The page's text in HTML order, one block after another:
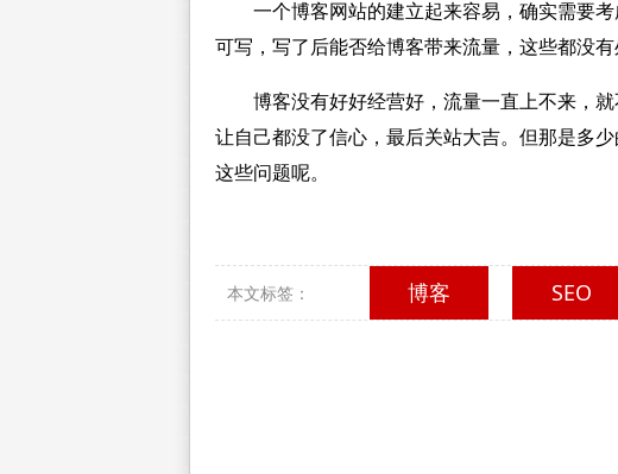
一个博客网站的建立起来容易，确实需要
可写，写了后能否给博客带来流量，这些都没
博客没有好好经营好，流量一直上不来，
让自己都没了信心，最后关站大吉。但那是多
这些问题呢。
本文标签： 博客 SEO